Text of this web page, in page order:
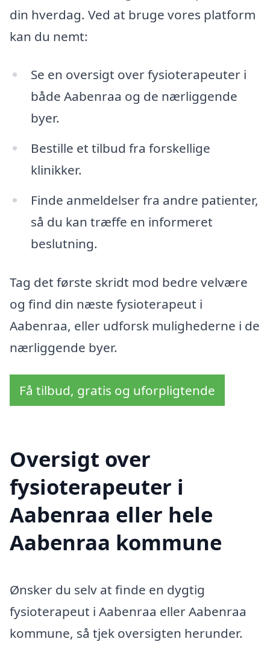
din hverdag. Ved at bruge vores platform
kan du nemt:
Se en oversigt over fysioterapeuter i
både Aabenraa og de nærliggende
byer.
Bestille et tilbud fra forskellige
klinikker.
Finde anmeldelser fra andre patienter,
så du kan træffe en informeret
beslutning.
Tag det første skridt mod bedre velvære
og find din næste fysioterapeut i
Aabenraa, eller udforsk mulighederne i de
nærliggende byer.
Få tilbud, gratis og uforpligtende
Oversigt over
fysioterapeuter i
Aabenraa eller hele
Aabenraa kommune
Ønsker du selv at finde en dygtig
fysioterapeut i Aabenraa eller Aabenraa
kommune, så tjek oversigten herunder.